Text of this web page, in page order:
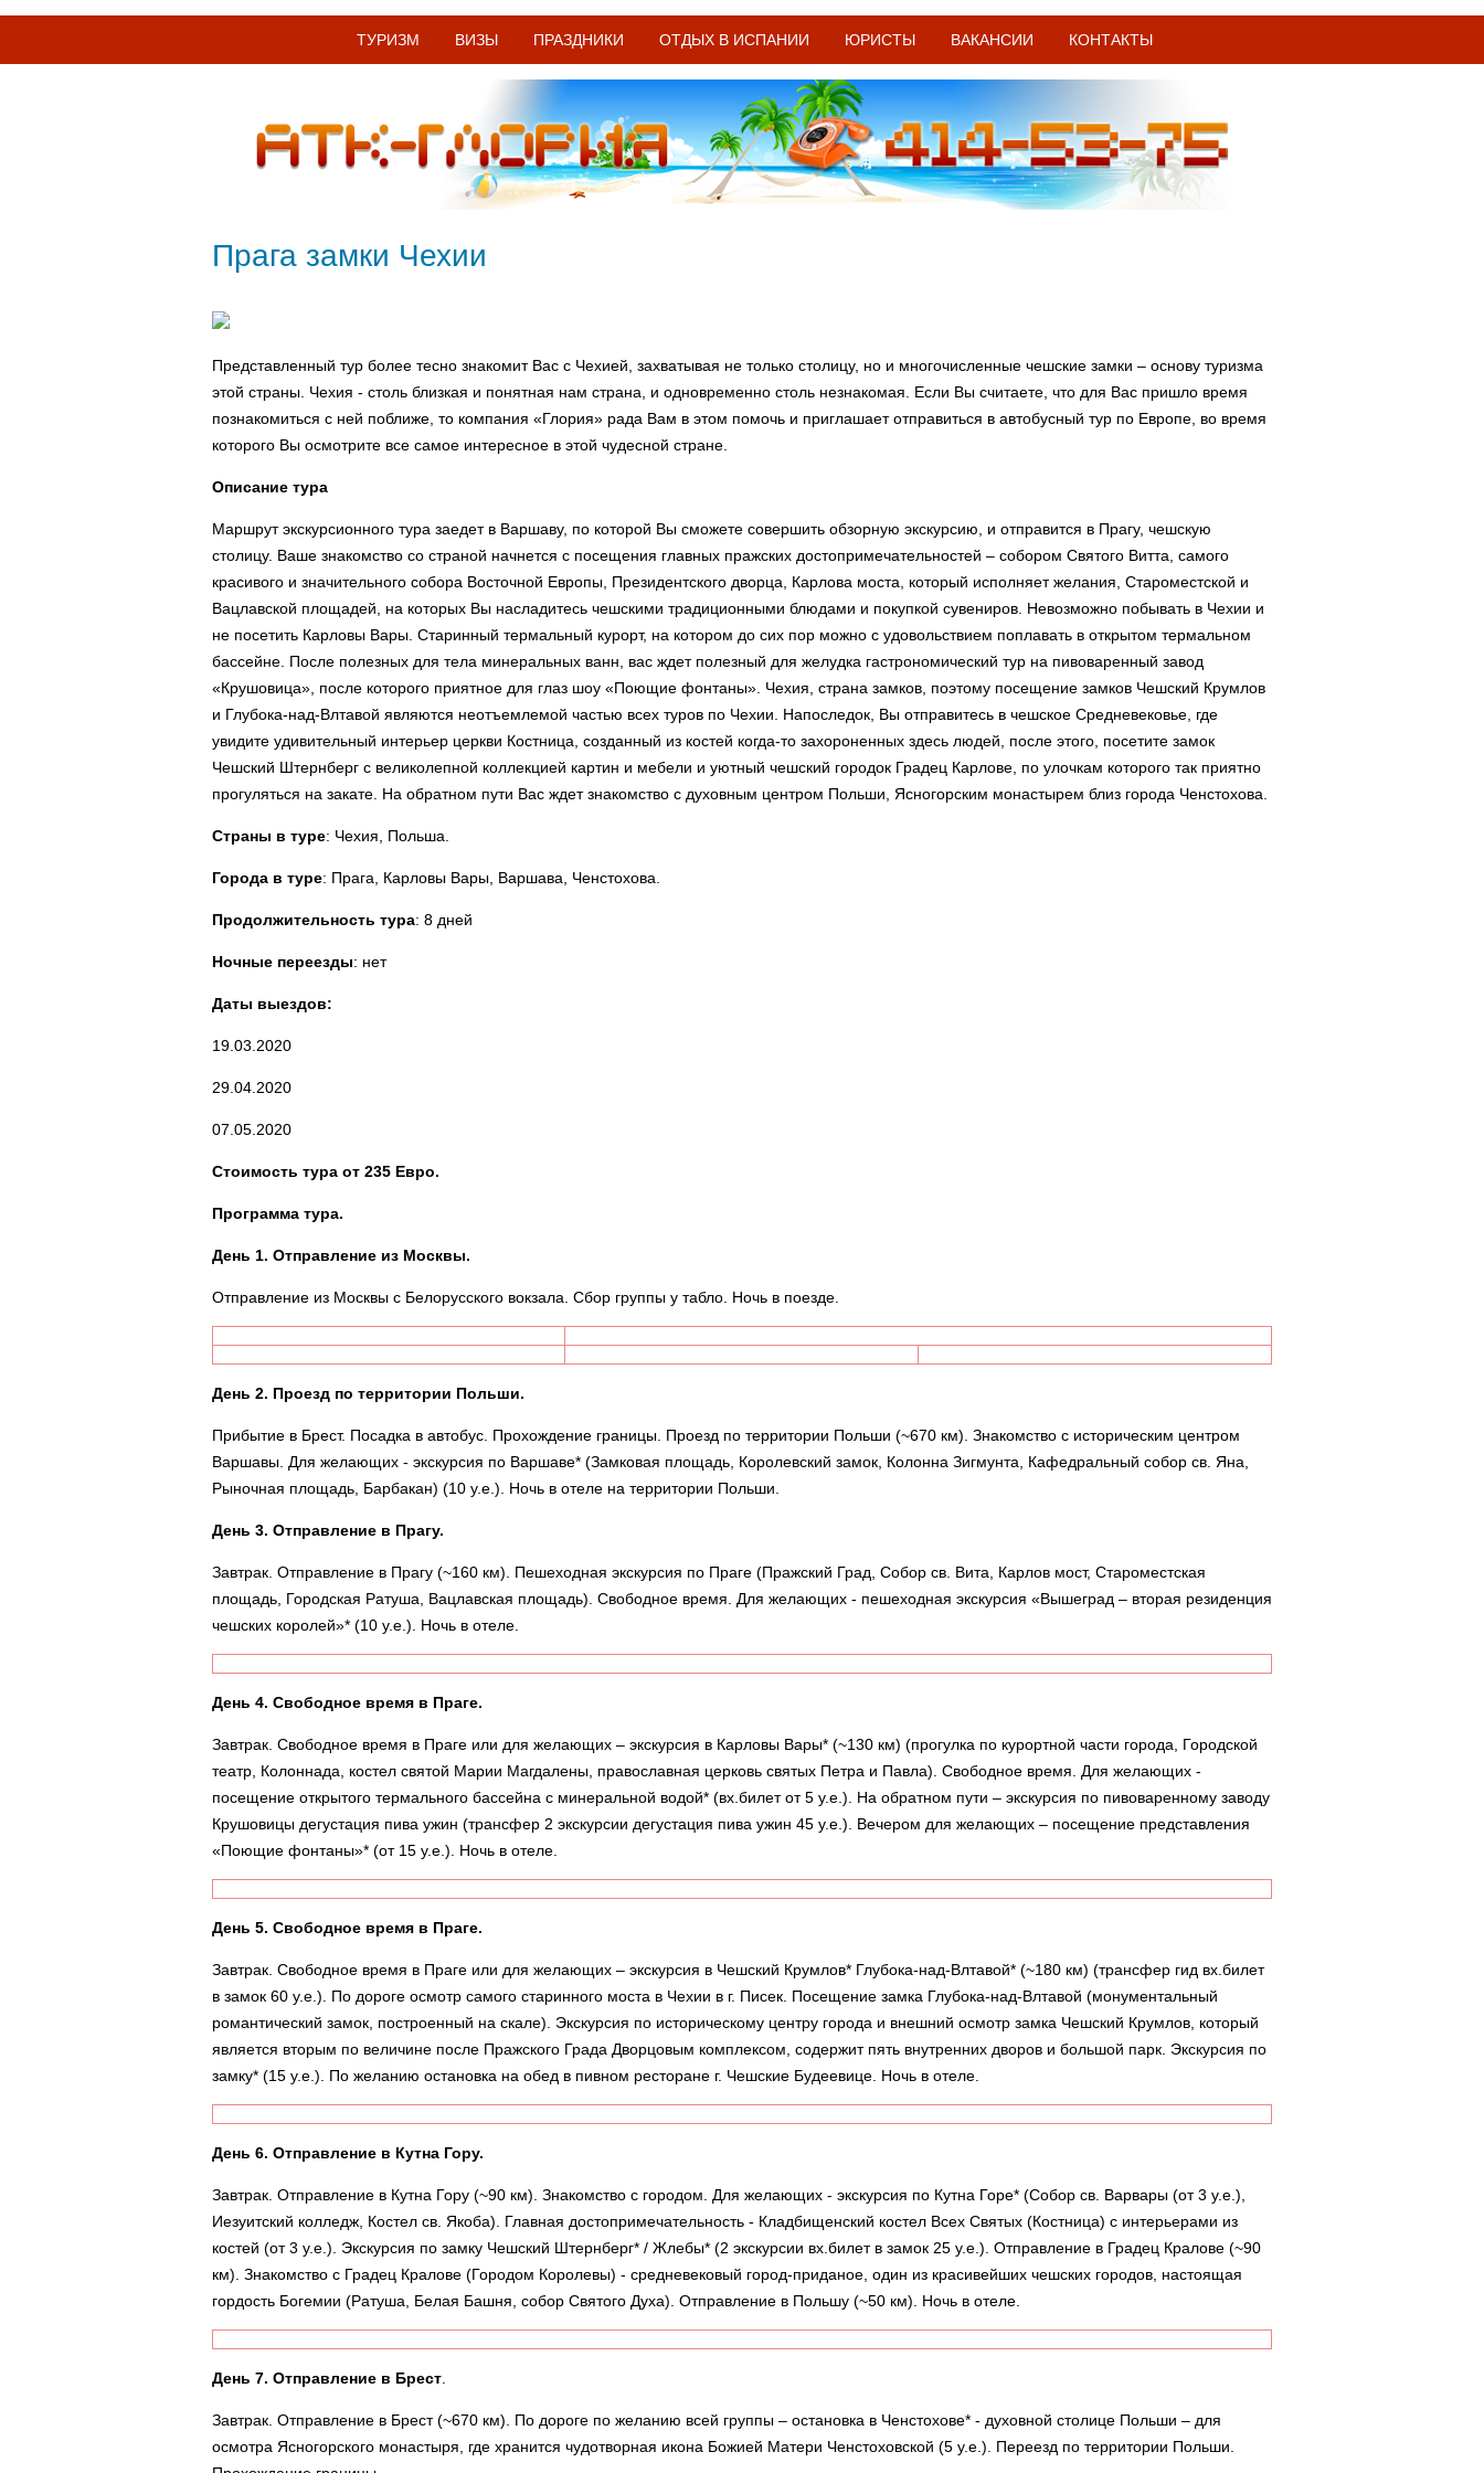
ТУРИЗМ ВИЗЫ ПРАЗДНИКИ ОТДЫХ В ИСПАНИИ ЮРИСТЫ ВАКАНСИИ КОНТАКТЫ
Прага замки Чехии
Представленный тур более тесно знакомит Вас с Чехией, захватывая не только столицу, но и многочисленные чешские замки – основу туризма
этой страны. Чехия - столь близкая и понятная нам страна, и одновременно столь незнакомая. Если Вы считаете, что для Вас пришло время
познакомиться с ней поближе, то компания «Глория» рада Вам в этом помочь и приглашает отправиться в автобусный тур по Европе, во время
которого Вы осмотрите все самое интересное в этой чудесной стране.
Описание тура
Маршрут экскурсионного тура заедет в Варшаву, по которой Вы сможете совершить обзорную экскурсию, и отправится в Прагу, чешскую
столицу. Ваше знакомство со страной начнется с посещения главных пражских достопримечательностей – собором Святого Витта, самого
красивого и значительного собора Восточной Европы, Президентского дворца, Карлова моста, который исполняет желания, Староместской и
Вацлавской площадей, на которых Вы насладитесь чешскими традиционными блюдами и покупкой сувениров. Невозможно побывать в Чехии и
не посетить Карловы Вары. Старинный термальный курорт, на котором до сих пор можно с удовольствием поплавать в открытом термальном
бассейне. После полезных для тела минеральных ванн, вас ждет полезный для желудка гастрономический тур на пивоваренный завод
«Крушовица», после которого приятное для глаз шоу «Поющие фонтаны». Чехия, страна замков, поэтому посещение замков Чешский Крумлов
и Глубока-над-Влтавой являются неотъемлемой частью всех туров по Чехии. Напоследок, Вы отправитесь в чешское Средневековье, где
увидите удивительный интерьер церкви Костница, созданный из костей когда-то захороненных здесь людей, после этого, посетите замок
Чешский Штернберг с великолепной коллекцией картин и мебели и уютный чешский городок Градец Карлове, по улочкам которого так приятно
прогуляться на закате. На обратном пути Вас ждет знакомство с духовным центром Польши, Ясногорским монастырем близ города Ченстохова.
Страны в туре: Чехия, Польша.
Города в туре: Прага, Карловы Вары, Варшава, Ченстохова.
Продолжительность тура: 8 дней
Ночные переезды: нет
Даты выездов:
19.03.2020
29.04.2020
07.05.2020
Стоимость тура от 235 Евро.
Программа тура.
День 1. Отправление из Москвы.
Отправление из Москвы с Белорусского вокзала. Сбор группы у табло. Ночь в поезде.
День 2. Проезд по территории Польши.
Прибытие в Брест. Посадка в автобус. Прохождение границы. Проезд по территории Польши (~670 км). Знакомство с историческим центром
Варшавы. Для желающих - экскурсия по Варшаве* (Замковая площадь, Королевский замок, Колонна Зигмунта, Кафедральный собор св. Яна,
Рыночная площадь, Барбакан) (10 у.е.). Ночь в отеле на территории Польши.
День 3. Отправление в Прагу.
Завтрак. Отправление в Прагу (~160 км). Пешеходная экскурсия по Праге (Пражский Град, Собор св. Вита, Карлов мост, Староместская
площадь, Городская Ратуша, Вацлавская площадь). Свободное время. Для желающих - пешеходная экскурсия «Вышеград – вторая резиденция
чешских королей»* (10 у.е.). Ночь в отеле.
День 4. Свободное время в Праге.
Завтрак. Свободное время в Праге или для желающих – экскурсия в Карловы Вары* (~130 км) (прогулка по курортной части города, Городской
театр, Колоннада, костел святой Марии Магдалены, православная церковь святых Петра и Павла). Свободное время. Для желающих -
посещение открытого термального бассейна с минеральной водой* (вх.билет от 5 у.е.). На обратном пути – экскурсия по пивоваренному заводу
Крушовицы дегустация пива ужин (трансфер 2 экскурсии дегустация пива ужин 45 у.е.). Вечером для желающих – посещение представления
«Поющие фонтаны»* (от 15 у.е.). Ночь в отеле.
День 5. Свободное время в Праге.
Завтрак. Свободное время в Праге или для желающих – экскурсия в Чешский Крумлов* Глубока-над-Влтавой* (~180 км) (трансфер гид вх.билет
в замок 60 у.е.). По дороге осмотр самого старинного моста в Чехии в г. Писек. Посещение замка Глубока-над-Влтавой (монументальный
романтический замок, построенный на скале). Экскурсия по историческому центру города и внешний осмотр замка Чешский Крумлов, который
является вторым по величине после Пражского Града Дворцовым комплексом, содержит пять внутренних дворов и большой парк. Экскурсия по
замку* (15 у.е.). По желанию остановка на обед в пивном ресторане г. Чешские Будеевице. Ночь в отеле.
День 6. Отправление в Кутна Гору.
Завтрак. Отправление в Кутна Гору (~90 км). Знакомство с городом. Для желающих - экскурсия по Кутна Горе* (Собор св. Варвары (от 3 у.е.),
Иезуитский колледж, Костел св. Якоба). Главная достопримечательность - Кладбищенский костел Всех Святых (Костница) с интерьерами из
костей (от 3 у.е.). Экскурсия по замку Чешский Штернберг* / Жлебы* (2 экскурсии вх.билет в замок 25 у.е.). Отправление в Градец Кралове (~90
км). Знакомство с Градец Кралове (Городом Королевы) - средневековый город-приданое, один из красивейших чешских городов, настоящая
гордость Богемии (Ратуша, Белая Башня, собор Святого Духа). Отправление в Польшу (~50 км). Ночь в отеле.
День 7. Отправление в Брест.
Завтрак. Отправление в Брест (~670 км). По дороге по желанию всей группы – остановка в Ченстохове* - духовной столице Польши – для
осмотра Ясногорского монастыря, где хранится чудотворная икона Божией Матери Ченстоховской (5 у.е.). Переезд по территории Польши.